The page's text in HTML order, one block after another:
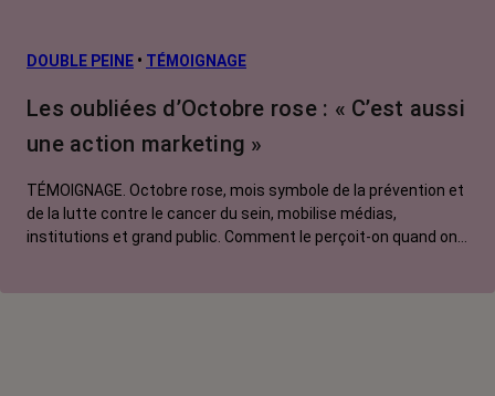
L’après cancer
Traitements
contre le cancer
DOUBLE PEINE • TÉMOIGNAGE
Les oubliées d’Octobre rose : « C’est aussi
une action marketing »
TÉMOIGNAGE. Octobre rose, mois symbole de la prévention et
de la lutte contre le cancer du sein, mobilise médias,
institutions et grand public. Comment le perçoit-on quand on